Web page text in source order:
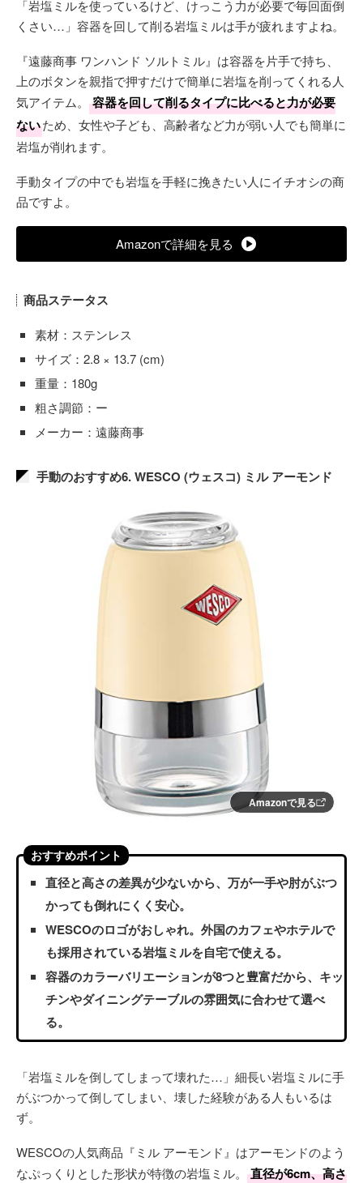
「岩塩ミルを使っているけど、けっこう力が必要で毎回面倒
くさい…」容器を回して削る岩塩ミルは手が疲れますよね。
『遠藤商事 ワンハンド ソルトミル』は容器を片手で持ち、
上のボタンを親指で押すだけで簡単に岩塩を削ってくれる人
気アイテム。
容器を回して削るタイプに比べると力が必要
ないため、女性や子ども、高齢者など力が弱い人でも簡単に
岩塩が削れます。
手動タイプの中でも岩塩を手軽に挽きたい人にイチオシの商
品ですよ。
Amazonで詳細を見る
商品ステータス
素材：ステンレス
サイズ：2.8 × 13.7 (cm)
重量：180g
粗さ調節：ー
メーカー：遠藤商事
手動のおすすめ6. WESCO (ウェスコ) ミル アーモンド
Amazonで見る
おすすめポイント
直径と高さの差異が少ないから、万が一手や肘がぶつ
かっても倒れにくく安心。
WESCOのロゴがおしゃれ。外国のカフェやホテルで
も採用されている岩塩ミルを自宅で使える。
容器のカラーバリエーションが8つと豊富だから、キッ
チンやダイニングテーブルの雰囲気に合わせて選べ
る。
「岩塩ミルを倒してしまって壊れた…」細長い岩塩ミルに手
がぶつかって倒してしまい、壊した経験がある人もいるは
ず。
WESCOの人気商品『ミル アーモンド』はアーモンドのよう
なぷっくりとした形状が特徴の岩塩ミル。
直径が6cm、高さ